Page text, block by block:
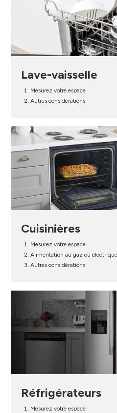
Lave-vaisselle
Mesurez votre espace
Autres considérations
Cuisinières
Mesurez votre espace
Alimentation au gaz ou
Autres considérations
Réfrigérateurs
Mesurez votre espace